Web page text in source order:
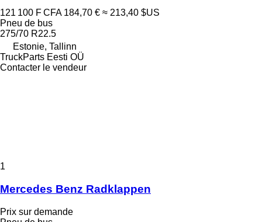
121 100 F CFA 184,70 € ≈ 213,40 $US
Pneu de bus
275/70 R22.5
Estonie, Tallinn
TruckParts Eesti OÜ
Contacter le vendeur
1
Mercedes Benz Radklappen
Prix sur demande